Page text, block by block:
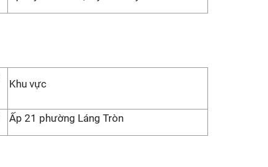
Khu vực
Ấp 21 phường Láng Tròn